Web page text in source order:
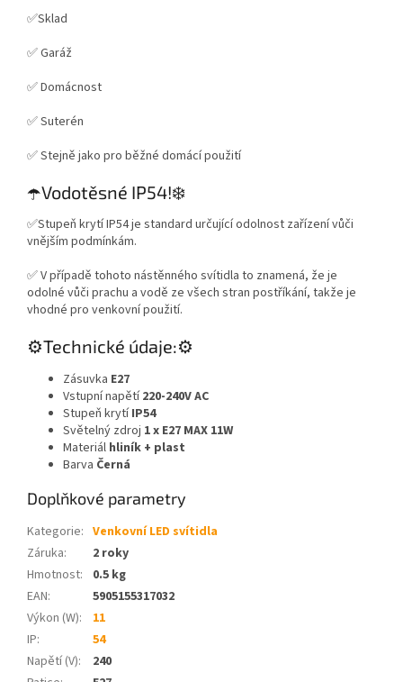
✅Sklad
✅ Garáž
✅ Domácnost
✅ Suterén
✅ Stejně jako pro běžné domácí použití
☂️Vodotěsné IP54!❄️
✅Stupeň krytí IP54 je standard určující odolnost zařízení vůči
vnějším podmínkám.
✅ V případě tohoto nástěnného svítidla to znamená, že je
odolné vůči prachu a vodě ze všech stran postříkání, takže je
vhodné pro venkovní použití.
⚙️Technické údaje:⚙️
Zásuvka E27
Vstupní napětí220-240V AC
Stupeň krytíIP54
Světelný zdroj 1 x E27 MAX 11W
Materiál hliník + plast
Barva Černá
Doplňkové parametry
Kategorie: Venkovní LED svítidla
Záruka:
2 roky
Hmotnost:
0.5 kg
EAN:
5905155317032
Výkon (W):
11
IP:
54
Napětí (V):
240